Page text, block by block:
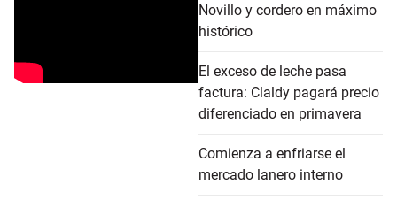
Novillo y cordero en máximo
histórico
El exceso de leche pasa
factura: Claldy pagará precio
diferenciado en primavera
Comienza a enfriarse el
mercado lanero interno